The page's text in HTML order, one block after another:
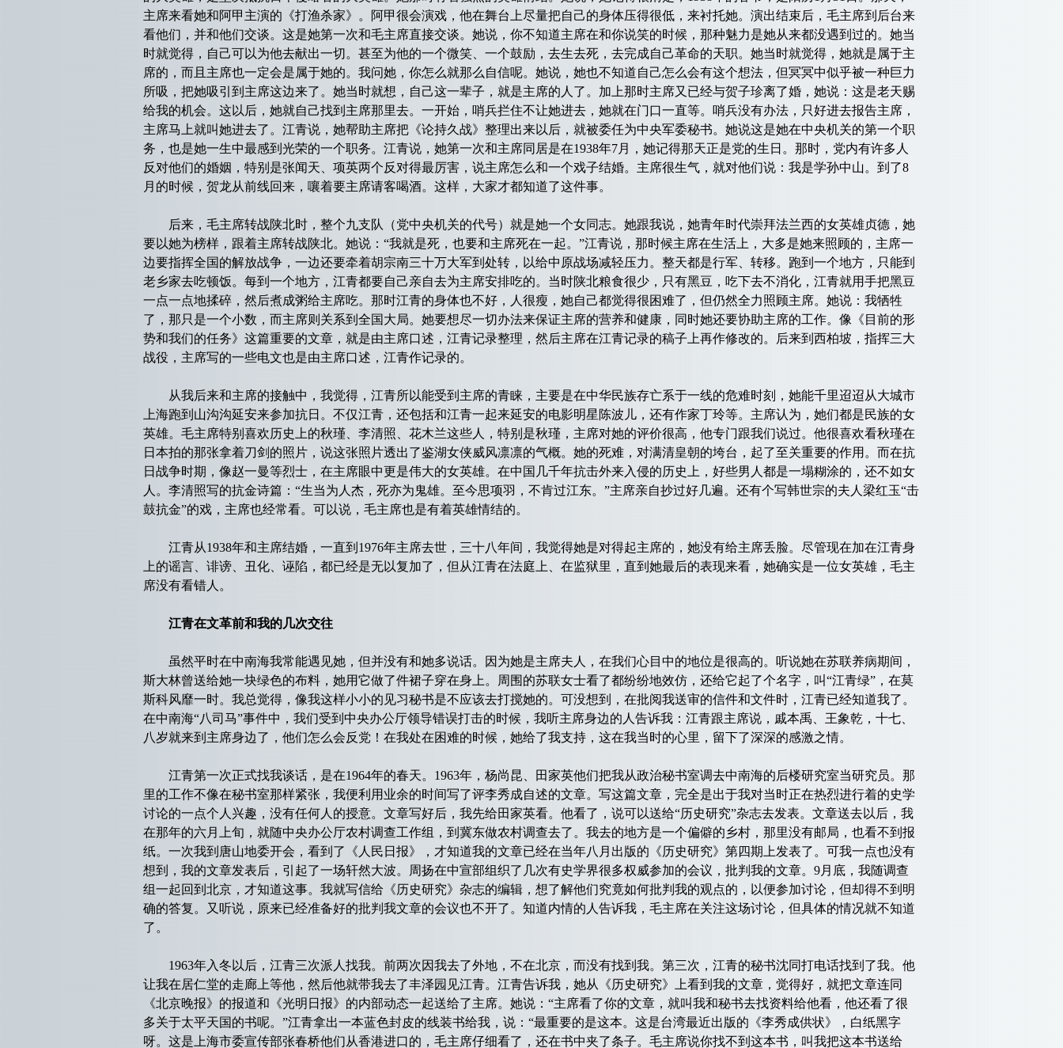
主席来看她和阿甲主演的《打渔杀家》。阿甲很会演戏，他在舞台上尽量把自己的身体压得很低，来衬托她。演出结束后，毛主席到后台来
看他们，并和他们交谈。这是她第一次和毛主席直接交谈。她说，你不知道主席在和你说笑的时候，那种魅力是她从来都没遇到过的。她当
时就觉得，自己可以为他去献出一切。甚至为他的一个微笑、一个鼓励，去生去死，去完成自己革命的天职。她当时就觉得，她就是属于主
席的，而且主席也一定会是属于她的。我问她，你怎么就那么自信呢。她说，她也不知道自己怎么会有这个想法，但冥冥中似乎被一种巨力
所吸，把她吸引到主席这边来了。她当时就想，自己这一辈子，就是主席的人了。加上那时主席又已经与贺子珍离了婚，她说：这是老天赐
给我的机会。这以后，她就自己找到主席那里去。一开始，哨兵拦住不让她进去，她就在门口一直等。哨兵没有办法，只好进去报告主席，
主席马上就叫她进去了。江青说，她帮助主席把《论持久战》整理出来以后，就被委任为中央军委秘书。她说这是她在中央机关的第一个职
务，也是她一生中最感到光荣的一个职务。江青说，她第一次和主席同居是在1938年7月，她记得那天正是党的生日。那时，党内有许多人
反对他们的婚姻，特别是张闻天、项英两个反对得最厉害，说主席怎么和一个戏子结婚。主席很生气，就对他们说：我是学孙中山。到了8
月的时候，贺龙从前线回来，嚷着要主席请客喝酒。这样，大家才都知道了这件事。
后来，毛主席转战陕北时，整个九支队（党中央机关的代号）就是她一个女同志。她跟我说，她青年时代崇拜法兰西的女英雄贞德，她
要以她为榜样，跟着主席转战陕北。她说：“我就是死，也要和主席死在一起。”江青说，那时候主席在生活上，大多是她来照顾的，主席一
边要指挥全国的解放战争，一边还要牵着胡宗南三十万大军到处转，以给中原战场减轻压力。整天都是行军、转移。跑到一个地方，只能到
老乡家去吃顿饭。每到一个地方，江青都要自己亲自去为主席安排吃的。当时陕北粮食很少，只有黑豆，吃下去不消化，江青就用手把黑豆
一点一点地揉碎，然后煮成粥给主席吃。那时江青的身体也不好，人很瘦，她自己都觉得很困难了，但仍然全力照顾主席。她说：我牺牲
了，那只是一个小数，而主席则关系到全国大局。她要想尽一切办法来保证主席的营养和健康，同时她还要协助主席的工作。像《目前的形
势和我们的任务》这篇重要的文章，就是由主席口述，江青记录整理，然后主席在江青记录的稿子上再作修改的。后来到西柏坡，指挥三大
战役，主席写的一些电文也是由主席口述，江青作记录的。
从我后来和主席的接触中，我觉得，江青所以能受到主席的青睐，主要是在中华民族存亡系于一线的危难时刻，她能千里迢迢从大城市
上海跑到山沟沟延安来参加抗日。不仅江青，还包括和江青一起来延安的电影明星陈波儿，还有作家丁玲等。主席认为，她们都是民族的女
英雄。毛主席特别喜欢历史上的秋瑾、李清照、花木兰这些人，特别是秋瑾，主席对她的评价很高，他专门跟我们说过。他很喜欢看秋瑾在
日本拍的那张拿着刀剑的照片，说这张照片透出了鉴湖女侠威风凛凛的气概。她的死难，对满清皇朝的垮台，起了至关重要的作用。而在抗
日战争时期，像赵一曼等烈士，在主席眼中更是伟大的女英雄。在中国几千年抗击外来入侵的历史上，好些男人都是一塌糊涂的，还不如女
人。李清照写的抗金诗篇：“生当为人杰，死亦为鬼雄。至今思项羽，不肯过江东。”主席亲自抄过好几遍。还有个写韩世宗的夫人梁红玉“击
鼓抗金”的戏，主席也经常看。可以说，毛主席也是有着英雄情结的。
江青从1938年和主席结婚，一直到1976年主席去世，三十八年间，我觉得她是对得起主席的，她没有给主席丢脸。尽管现在加在江青身
上的谣言、诽谤、丑化、诬陷，都已经是无以复加了，但从江青在法庭上、在监狱里，直到她最后的表现来看，她确实是一位女英雄，毛主
席没有看错人。
江青在文革前和我的几次交往
虽然平时在中南海我常能遇见她，但并没有和她多说话。因为她是主席夫人，在我们心目中的地位是很高的。听说她在苏联养病期间，
斯大林曾送给她一块绿色的布料，她用它做了件裙子穿在身上。周围的苏联女士看了都纷纷地效仿，还给它起了个名字，叫“江青绿”，在莫
斯科风靡一时。我总觉得，像我这样小小的见习秘书是不应该去打搅她的。可没想到，在批阅我送审的信件和文件时，江青已经知道我了。
在中南海“八司马”事件中，我们受到中央办公厅领导错误打击的时候，我听主席身边的人告诉我：江青跟主席说，戚本禹、王象乾，十七、
八岁就来到主席身边了，他们怎么会反党！在我处在困难的时候，她给了我支持，这在我当时的心里，留下了深深的感激之情。
江青第一次正式找我谈话，是在1964年的春天。1963年，杨尚昆、田家英他们把我从政治秘书室调去中南海的后楼研究室当研究员。那
里的工作不像在秘书室那样紧张，我便利用业余的时间写了评李秀成自述的文章。写这篇文章，完全是出于我对当时正在热烈进行着的史学
讨论的一点个人兴趣，没有任何人的授意。文章写好后，我先给田家英看。他看了，说可以送给“历史研究”杂志去发表。文章送去以后，我
在那年的六月上旬，就随中央办公厅农村调查工作组，到冀东做农村调查去了。我去的地方是一个偏僻的乡村，那里没有邮局，也看不到报
纸。一次我到唐山地委开会，看到了《人民日报》，才知道我的文章已经在当年八月出版的《历史研究》第四期上发表了。可我一点也没有
想到，我的文章发表后，引起了一场轩然大波。周扬在中宣部组织了几次有史学界很多权威参加的会议，批判我的文章。9月底，我随调查
组一起回到北京，才知道这事。我就写信给《历史研究》杂志的编辑，想了解他们究竟如何批判我的观点的，以便参加讨论，但却得不到明
确的答复。又听说，原来已经准备好的批判我文章的会议也不开了。知道内情的人告诉我，毛主席在关注这场讨论，但具体的情况就不知道
了。
1963年入冬以后，江青三次派人找我。前两次因我去了外地，不在北京，而没有找到我。第三次，江青的秘书沈同打电话找到了我。他
让我在居仁堂的走廊上等他，然后他就带我去了丰泽园见江青。江青告诉我，她从《历史研究》上看到我的文章，觉得好，就把文章连同
《北京晚报》的报道和《光明日报》的内部动态一起送给了主席。她说：“主席看了你的文章，就叫我和秘书去找资料给他看，他还看了很
多关于太平天国的书呢。”江青拿出一本蓝色封皮的线装书给我，说：“最重要的是这本。这是台湾最近出版的《李秀成供状》，白纸黑字
呀。这是上海市委宣传部张春桥他们从香港进口的，毛主席仔细看了，还在书中夹了条子。毛主席说你找不到这本书，叫我把这本书送给